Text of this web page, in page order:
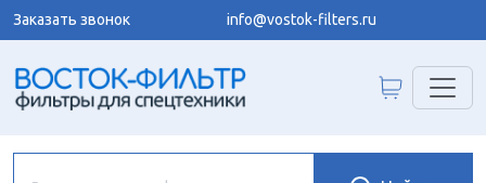
Заказать звонок info@vostok-filters.ru